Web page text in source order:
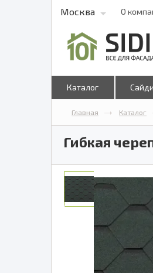
Москва О
Каталог
Главная Каталог
Гибкая